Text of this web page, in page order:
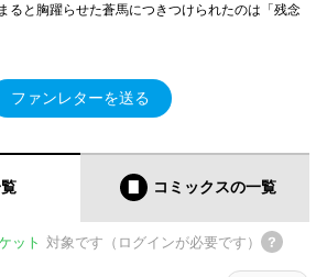
ると胸躍らせた蒼馬につきつけられたのは「残念
ファンレターを送る
コミックスの一覧
ット 対象です（ログインが必要です）